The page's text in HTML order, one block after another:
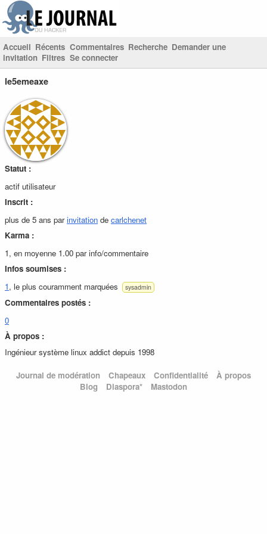
Accueil Récents Commentaires Recherche Demander une
invitation Filtres Se connecter
le5emeaxe
Statut :
actif utilisateur
Inscrit :
plus de 5 ans parinvitation de carlchenet
Karma :
1, en moyenne 1.00 par info/commentaire
Infos soumises :
1, le plus couramment marquées sysadmin
Commentaires postés :
0
À propos :
Ingénieur système linux addict depuis 1998
Journal de modération Chapeaux Confidentialité
À propos
Blog
Diaspora* Mastodon